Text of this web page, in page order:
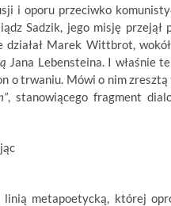
i oporu przeciwko
Sadzik, jego misję
działał Marek Wittbrot,
Jana Lebensteina. I właśnie
o trwaniu. Mówi o nim
, stanowiącego fragment
metapoetycką, której